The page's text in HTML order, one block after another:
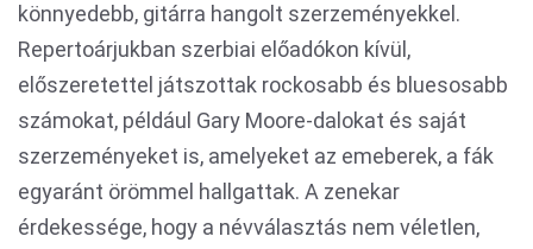
könnyedebb, gitárra hangolt szerzeményekkel.
Repertoárjukban szerbiai előadókon kívül,
előszeretettel játszottak rockosabb és bluesosabb
számokat, például Gary Moore-dalokat és saját
szerzeményeket is, amelyeket az emeberek, a fák
egyaránt örömmel hallgattak. A zenekar
érdekessége, hogy a névválasztás nem véletlen,